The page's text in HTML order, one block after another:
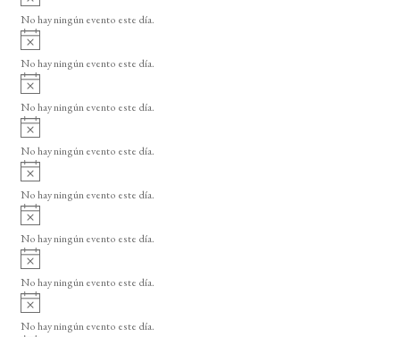
o
v
i
o
No hay ningún evento este día.
A
v
i
o
No hay ningún evento este día.
A
v
i
o
No hay ningún evento este día.
A
v
i
o
No hay ningún evento este día.
A
v
i
o
No hay ningún evento este día.
A
v
i
o
No hay ningún evento este día.
A
v
i
o
No hay ningún evento este día.
A
v
i
No hay ningún evento este día.